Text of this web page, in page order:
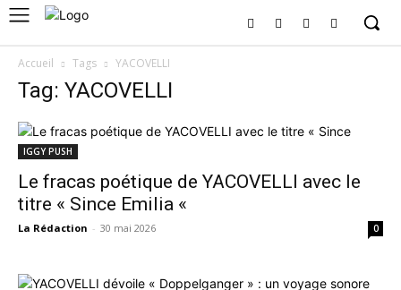
Accueil Tags YACOVELLI
Tag: YACOVELLI
IGGY PUSH
Le fracas poétique de YACOVELLI avec le
titre « Since Emilia «
La Rédaction - 30 mai 2026 0